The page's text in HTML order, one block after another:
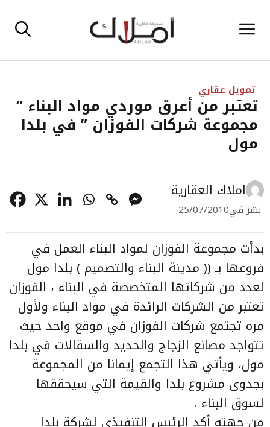
إلى القائمة
تمويل عقاري
تعتبر من أعرق موردي مواد البناء ”
مجموعة شركات الفوزان ” في بلدا
مول
املاك العقارية
نشر في25/07/2010
بدأت مجموعة الفوزان لمواد البناء العمل في
فروعها بـ (( مدينة البناء والتصميم ) بلدا مول
لعدد من شركاتها المتخصصة في البناء ، الفوزان
تعتبر من الشركات الرائدة في مواد البناء ولأول
مره تجتمع شركات الفوزان في موقع واحد حيث
تتواجد مصانع الزجاج والحديد والسقالات في بلدا
مول، ويأتي هذا التجمع إيمانا من المجموعة
بجدوى مشروع بلدا والقيمة التي سيحققها
لسوق البناء .
من جهته أكد الرئيس التنفيذي لشركة بلدا